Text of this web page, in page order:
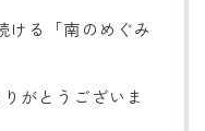
ける「南のめぐみ
がとうございま